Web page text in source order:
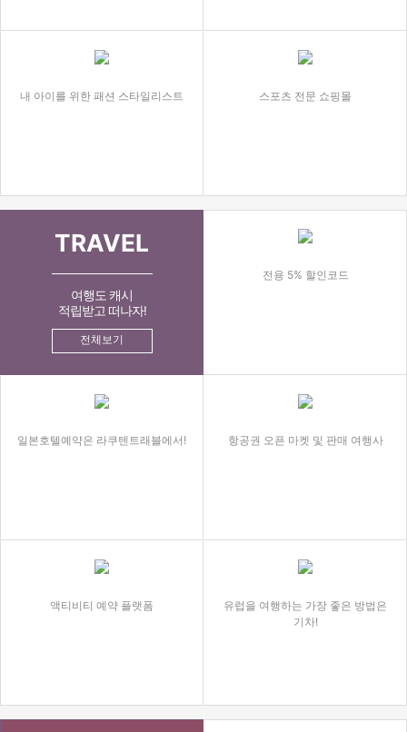
내 아이를 위한 패션 스타일리스트 스포츠 전문 쇼핑몰
TRAVEL
여행도 캐시
적립받고 떠나자!
전체보기
전용 5% 할인코드
일본호텔예약은 라쿠텐트래블에서! 항공권 오픈 마켓 및 판매 여행사
액티비티 예약 플랫폼
유럽을 여행하는 가장 좋은 방법은
기차!